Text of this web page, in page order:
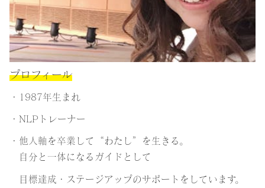
プロフィール
・1987年生まれ
・ NLPトレーナー
・他人軸を卒業して“わたし”を生きる。
自分と一体になるガイドとして
目標達成・ステージアップのサポートをしています。